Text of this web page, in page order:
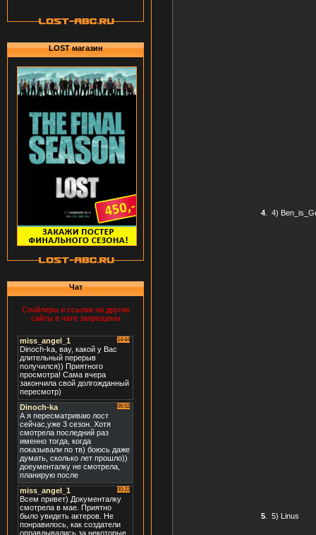
LOST магазин
Чат
Спойлеры и ссылки на другие
сайты в чате запрещены
4. 4)
5. 5) Linus